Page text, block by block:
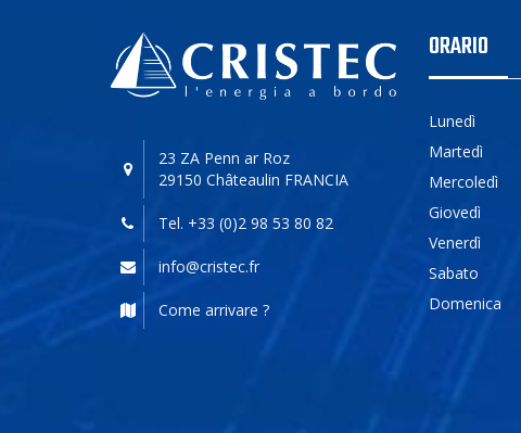
23 ZA Penn ar Roz
29150 Châteaulin FRANCIA
Tel. +33 (0)2 98 53 80 82
info@cristec.fr
Come arrivare ?
ORARIO
Lunedì
Martedì
Mercoledì
Giovedì
Venerdì
Sabato
Domenica